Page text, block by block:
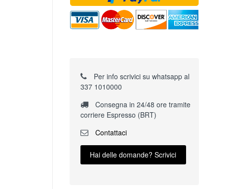
Per info scrivici su whatsapp al
337 1010000
Consegna in 24/48 ore tramite
corriere Espresso (BRT)
Contattaci
Hai delle domande? Scrivici